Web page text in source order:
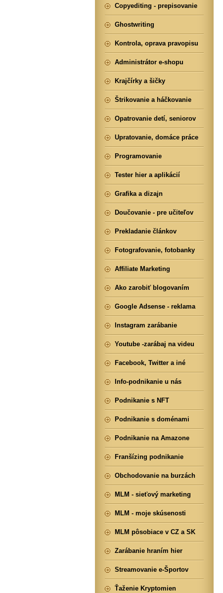
Copyediting - prepisovanie
Ghostwriting
Kontrola, oprava pravopisu
Administrátor e-shopu
Krajčírky a šičky
Štrikovanie a háčkovanie
Opatrovanie detí, seniorov
Upratovanie, domáce práce
Programovanie
Tester hier a aplikácií
Grafika a dizajn
Doučovanie - pre učiteľov
Prekladanie článkov
Fotografovanie, fotobanky
Affiliate Marketing
Ako zarobiť blogovaním
Google Adsense - reklama
Instagram zarábanie
Youtube -zarábaj na videu
Facebook, Twitter a iné
Info-podnikanie u nás
Podnikanie s NFT
Podnikanie s doménami
Podnikanie na Amazone
Franšízing podnikanie
Obchodovanie na burzách
MLM - sieťový marketing
MLM - moje skúsenosti
MLM pôsobiace v CZ a SK
Zarábanie hraním hier
Streamovanie e-Športov
Ťaženie Kryptomien